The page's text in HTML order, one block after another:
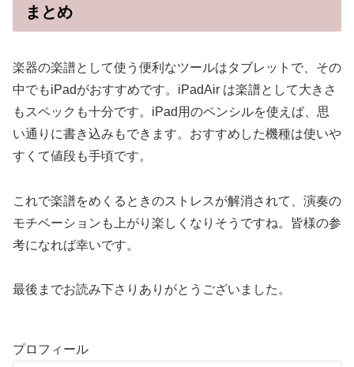
まとめ
楽器の楽譜として使う便利なツールはタブレットで、その
中でもiPadがおすすめです。iPadAir は楽譜として大きさ
もスペックも十分です。iPad用のペンシルを使えば、思
い通りに書き込みもできます。おすすめした機種は使いや
すくて値段も手頃です。
これで楽譜をめくるときのストレスが解消されて、演奏の
モチベーションも上がり楽しくなりそうですね。皆様の参
考になれば幸いです。
最後までお読み下さりありがとうございました。
プロフィール